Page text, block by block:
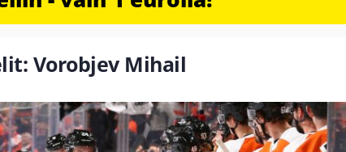
Vorobjev Mihail